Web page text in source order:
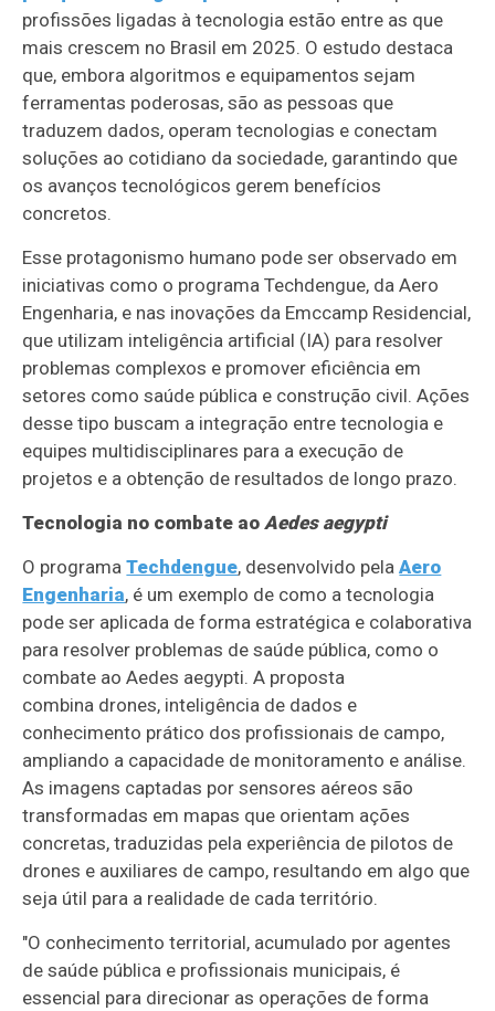
profissões ligadas à tecnologia estão entre as que
mais crescem no Brasil em 2025. O estudo destaca
que, embora algoritmos e equipamentos sejam
ferramentas poderosas, são as pessoas que
traduzem dados, operam tecnologias e conectam
soluções ao cotidiano da sociedade, garantindo que
os avanços tecnológicos gerem benefícios
concretos.
Esse protagonismo humano pode ser observado em
iniciativas como o programa Techdengue, da Aero
Engenharia, e nas inovações da Emccamp Residencial,
que utilizam inteligência artificial (IA) para resolver
problemas complexos e promover eficiência em
setores como saúde pública e construção civil. Ações
desse tipo buscam a integração entre tecnologia e
equipes multidisciplinares para a execução de
projetos e a obtenção de resultados de longo prazo.
Tecnologia no combate aoAedes aegypti
O programaTechdengue, desenvolvido pelaAero
Engenharia, é um exemplo de como a tecnologia
pode ser aplicada de forma estratégica e colaborativa
para resolver problemas de saúde pública, como o
combate ao Aedes aegypti. A proposta
combina drones, inteligência de dados e
conhecimento prático dos profissionais de campo,
ampliando a capacidade de monitoramento e análise.
As imagens captadas por sensores aéreos são
transformadas em mapas que orientam ações
concretas, traduzidas pela experiência de pilotos de
drones e auxiliares de campo, resultando em algo que
seja útil para a realidade de cada território.
"O conhecimento territorial, acumulado por agentes
de saúde pública e profissionais municipais, é
essencial para direcionar as operações de forma